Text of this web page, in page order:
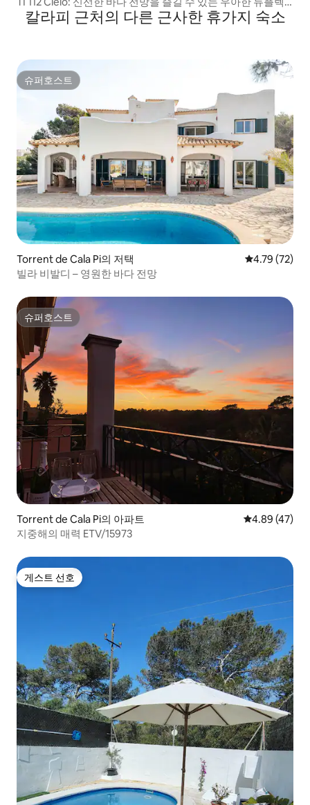
스칼라피 근처의 다른 근사한 휴가지 숙소
슈퍼호스트
슈퍼호스트
Torrent de Cala Pi의 저택 평점 4.79점
4.79 (72)
빌라 비발디 – 영원한 바다 전망
슈퍼호스트
슈퍼호스트
Torrent de Cala Pi의 아파트 평점 4.89점(5
4.89 (47)
지중해의 매력 ETV/15973
게스트 선호
게스트 선호